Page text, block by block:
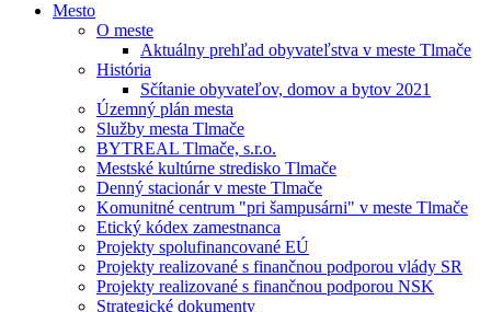
Mesto
O meste
Aktuálny prehľad obyvateľstva v meste Tlmače
História
Sčítanie obyvateľov, domov a bytov 2021
Územný plán mesta
Služby mesta Tlmače
BYTREAL Tlmače, s.r.o.
Mestské kultúrne stredisko Tlmače
Denný stacionár v meste Tlmače
Komunitné centrum "pri šampusárni" v meste Tlmače
Etický kódex zamestnanca
Projekty spolufinancované EÚ
Projekty realizované s finančnou podporou vlády SR
Projekty realizované s finančnou podporou NSK
Strategické dokumenty